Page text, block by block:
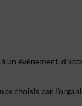
évènement,
choisis par